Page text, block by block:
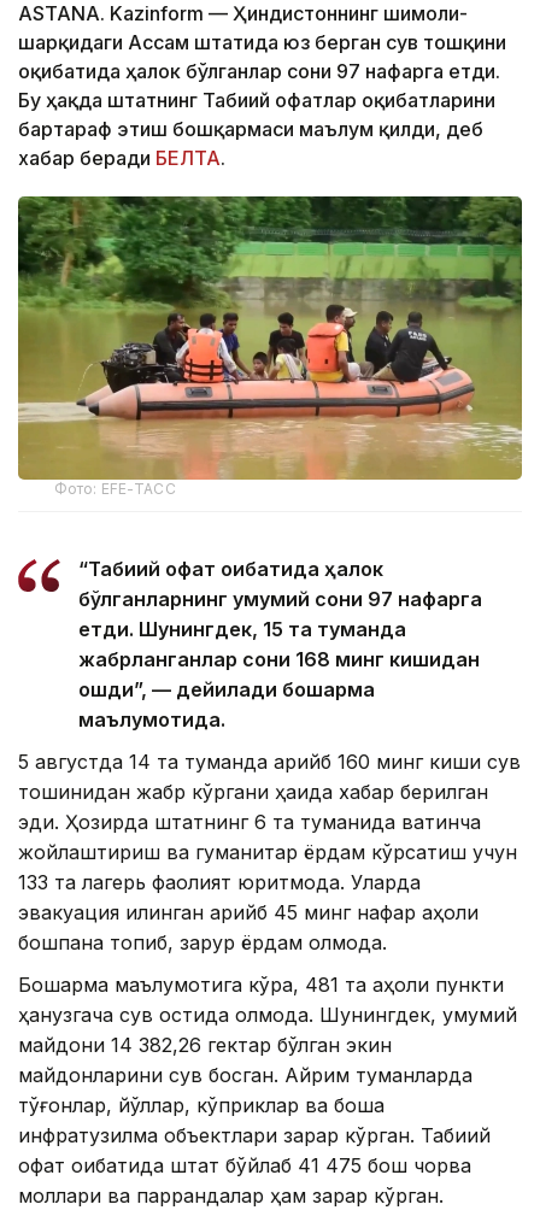
ASTANA. Kazinform — Ҳиндистоннинг шимоли-
шарқидаги Ассам штатида юз берган сув тошқини
оқибатида ҳалок бўлганлар сони 97 нафарга етди.
Бу ҳақда штатнинг Табиий офатлар оқибатларини
бартараф этиш бошқармаси маълум қилди, деб
хабар беради БЕЛТА.
Фото: EFE-ТАСС
“Табиий офат оқибатида ҳалок
бўлганларнинг умумий сони 97 нафарга
етди. Шунингдек, 15 та туманда
жабрланганлар сони 168 минг кишидан
ошди”, — дейилади бошқарма
маълумотида.
5 августда 14 та туманда қарийб 160 минг киши сув
тошқинидан жабр кўргани ҳақида хабар берилган
эди. Ҳозирда штатнинг 6 та туманида вақтинча
жойлаштириш ва гуманитар ёрдам кўрсатиш учун
133 та лагерь фаолият юритмоқда. Уларда
эвакуация қилинган қарийб 45 минг нафар аҳоли
бошпана топиб, зарур ёрдам олмоқда.
Бошқарма маълумотига кўра, 481 та аҳоли пункти
ҳанузгача сув остида қолмоқда. Шунингдек, умумий
майдони 14 382,26 гектар бўлган экин
майдонларини сув босган. Айрим туманларда
тўғонлар, йўллар, кўприклар ва бошқа
инфратузилма объектлари зарар кўрган. Табиий
офат оқибатида штат бўйлаб 41 475 бош чорва
моллари ва паррандалар ҳам зарар кўрган.